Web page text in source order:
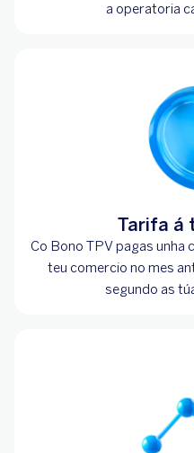
a operatoria
Tarifa á
Co Bono TPV pagas unha
teu comercio no mes
segundo as